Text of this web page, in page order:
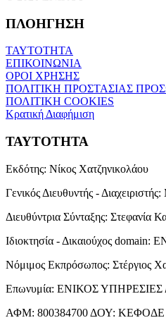
ΠΛΟΗΓΗΣΗ
ΤΑΥΤΟΤΗΤΑ
ΕΠΙΚΟΙΝΩΝΙΑ
ΟΡΟΙ ΧΡΗΣΗΣ
ΠΟΛΙΤΙΚΗ ΠΡΟΣΤΑΣΙΑΣ
ΠΟΛΙΤΙΚΗ COOKIES
Κρατική Διαφήμιση
ΤΑΥΤΟΤΗΤΑ
Εκδότης: Νίκος Χατζηνικολάου
Γενικός Διευθυντής - Διαχειριστής:
Διευθύντρια Σύνταξης: Στεφανία
Ιδιοκτησία - Δικαιούχος domain:
Νόμιμος Εκπρόσωπος: Στέργιος
Επωνυμία: ΕΝΙΚΟΣ ΥΠΗΡΕΣΙΕΣ
ΑΦΜ: 800384700 ΔΟΥ: ΚΕΦΟΔΕ